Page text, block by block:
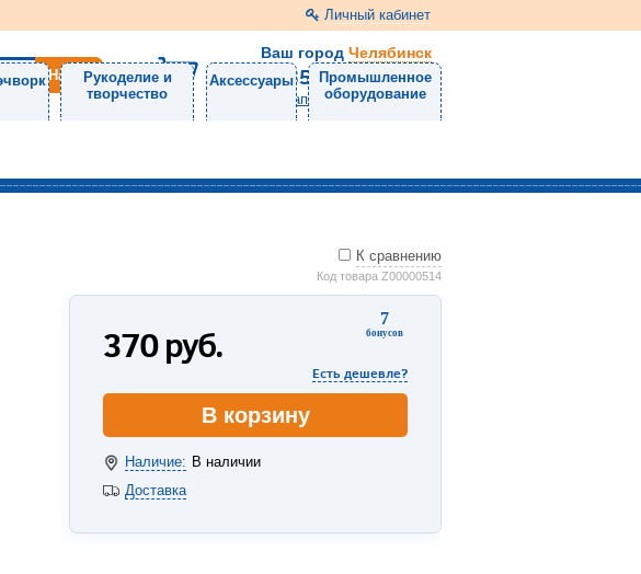
Личный кабинет
Ваш город Челябинск
8 (351) 220-99-01
Напишите нам
Рукоделие и
творчество
Аксессуары
Промышленное
оборудование
К сравнению
Код товара Z00000514
7
бонусов
370руб.
Есть дешевле?
В корзину
Наличие: В наличии
Доставка